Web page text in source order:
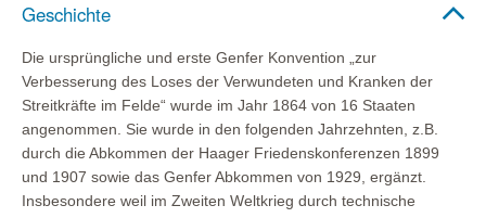
Geschichte
Die ursprüngliche und erste Genfer Konvention „zur
Verbesserung des Loses der Verwundeten und Kranken der
Streitkräfte im Felde“ wurde im Jahr 1864 von 16 Staaten
angenommen. Sie wurde in den folgenden Jahrzehnten, z.B.
durch die Abkommen der Haager Friedenskonferenzen 1899
und 1907 sowie das Genfer Abkommen von 1929, ergänzt.
Insbesondere weil im Zweiten Weltkrieg durch technische